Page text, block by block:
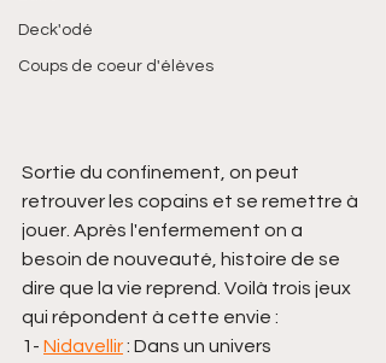
Deck'odé
Coups de coeur d'élèves
Sortie du confinement, on peut
retrouver les copains et se remettre à
jouer. Après l'enfermement on a
besoin de nouveauté, histoire de se
dire que la vie reprend. Voilà trois jeux
qui répondent à cette envie :
1- Nidavellir : Dans un univers